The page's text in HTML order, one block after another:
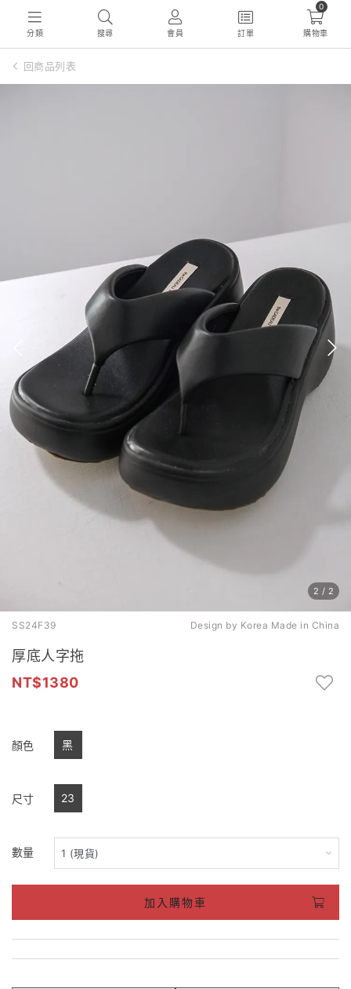
分類 搜尋 會員 訂單
0
購物車
回商品列表
2 / 2
SS24F39 Design by Korea Made in China
厚底人字拖
1380
顏色 黑
尺寸 23
數量
加入購物車